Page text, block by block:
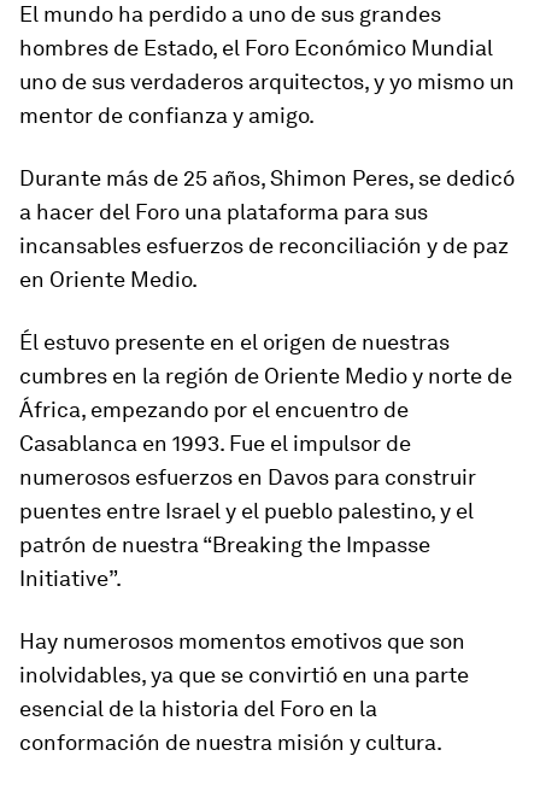
El mundo ha perdido a uno de sus grandes
hombres de Estado, el Foro Económico Mundial
uno de sus verdaderos arquitectos, y yo mismo un
mentor de confianza y amigo.
Durante más de 25 años, Shimon Peres, se dedicó
a hacer del Foro una plataforma para sus
incansables esfuerzos de reconciliación y de paz
en Oriente Medio.
Él estuvo presente en el origen de nuestras
cumbres en la región de Oriente Medio y norte de
África, empezando por el encuentro de
Casablanca en 1993. Fue el impulsor de
numerosos esfuerzos en Davos para construir
puentes entre Israel y el pueblo palestino, y el
patrón de nuestra “Breaking the Impasse
Initiative”.
Hay numerosos momentos emotivos que son
inolvidables, ya que se convirtió en una parte
esencial de la historia del Foro en la
conformación de nuestra misión y cultura.